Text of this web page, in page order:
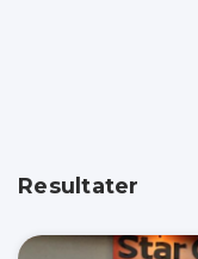
Resultater